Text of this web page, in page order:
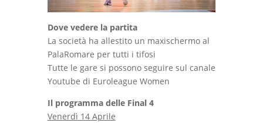
Dove vedere la partita
La società ha allestito un maxischermo al
PalaRomare per tutti i tifosi
Tutte le gare si possono seguire sul canale
Youtube di Euroleague Women
Il programma delle Final 4
Venerdì 14 Aprile